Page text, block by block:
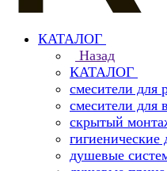
КАТАЛОГ
Назад
КАТАЛОГ
смесители для
смесители для
скрытый
гигиенические
душевые